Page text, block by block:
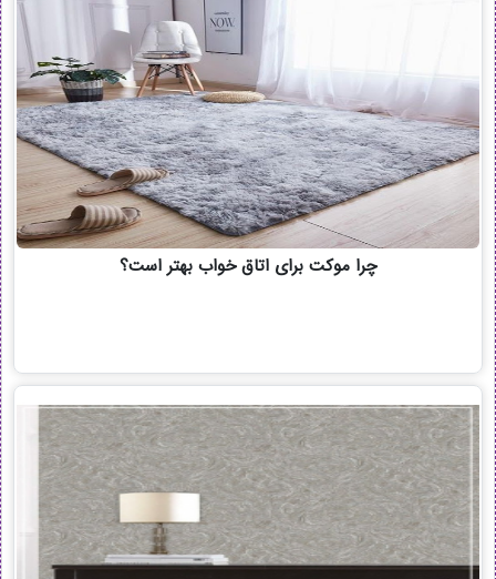
چرا موکت برای اتاق خواب بهتر است؟